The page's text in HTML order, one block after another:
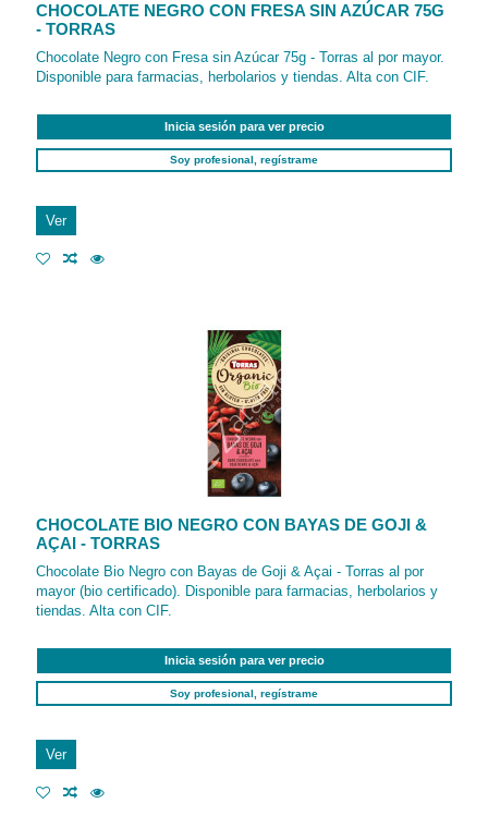
CHOCOLATE NEGRO CON FRESA SIN AZÚCAR 75G
- TORRAS
Chocolate Negro con Fresa sin Azúcar 75g - Torras al por mayor.
Disponible para farmacias, herbolarios y tiendas. Alta con CIF.
Inicia sesión para ver precio
Soy profesional, regístrame
Ver
CHOCOLATE BIO NEGRO CON BAYAS DE GOJI &
AÇAI - TORRAS
Chocolate Bio Negro con Bayas de Goji & Açai - Torras al por
mayor (bio certificado). Disponible para farmacias, herbolarios y
tiendas. Alta con CIF.
Inicia sesión para ver precio
Soy profesional, regístrame
Ver